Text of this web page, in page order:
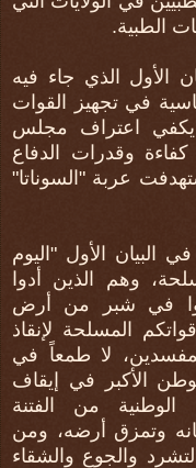
الطبية.
الأول الذي جاء فيه
في تجهيز القوات
يكفي اعتراف مجلس
كفاءة وقدرات الدفاع
عربة "السوناتا"
البيان الأول "اليوم
وهم الذين أدوا
في شبر من أرض
المسلحة لإنقاذ
لا طمعاً في
الأكبر في إيقاف
الوطنية من الفتنة
وتمزق أرضه، ومن
والجوع والشقاء